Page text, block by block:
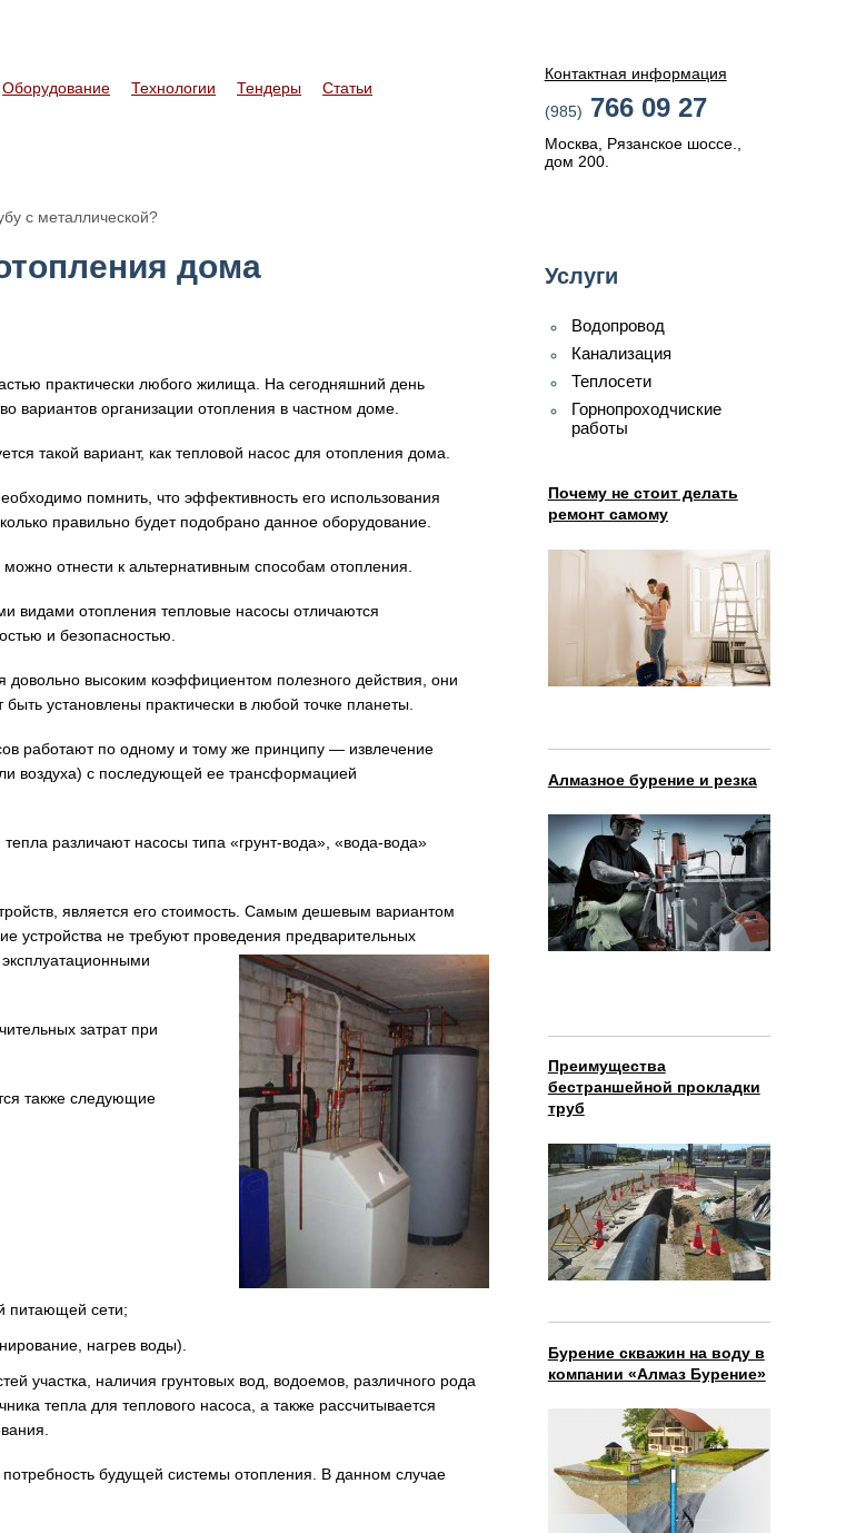
Контактная информация
(985) 766 09 27
Москва, Рязанское шоссе.,
дом 200.
Оборудование Технологии Тендеры
Статьи
Услуги
Водопровод
Канализация
Теплосети
Горнопроходчиские
работы
Почему не стоит делать
ремонт самому
Алмазное бурение и резка
Преимущества
бестраншейной прокладки
труб
Бурение скважин на воду в
компании «Алмаз Бурение»
с металлической?
дома
практически любого жилища. На сегодняшний день
вариантов организации отопления в частном доме.
такой вариант, как тепловой насос для отопления дома.
помнить, что эффективность его использования
правильно будет подобрано данное оборудование.
отнести к альтернативным способам отопления.
видами отопления тепловые насосы отличаются
и безопасностью.
довольно высоким коэффициентом полезного действия, они
быть установлены практически в любой точке планеты.
работают по одному и тому же принципу — извлечение
воздуха) с последующей ее трансформацией
различают насосы типа «грунт-вода», «вода-вода»
является его стоимость. Самым дешевым вариантом
устройства не требуют проведения предварительных
эксплуатационными
затрат при
также следующие
питающей сети;
нагрев воды).
участка, наличия грунтовых вод, водоемов, различного рода
тепла для теплового насоса, а также рассчитывается
будущей системы отопления. В данном случае